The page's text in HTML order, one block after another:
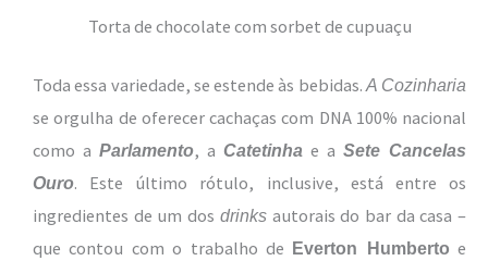
Torta de chocolate com sorbet de cupuaçu
Toda essa variedade, se estende às bebidas.A Cozinharia
se orgulha de oferecer cachaças com DNA 100% nacional
como a Parlamento, a Catetinha e a Sete Cancelas
Ouro. Este último rótulo, inclusive, está entre os
ingredientes de um dos drinksautorais do bar da casa –
que contou com o trabalho de
Everton Humberto e